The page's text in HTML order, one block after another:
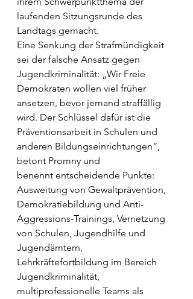
laufenden Sitzungsrunde des
Landtags gemacht.
Eine Senkung der Strafmündigkeit
sei der falsche Ansatz gegen
Jugendkriminalität: „Wir Freie
Demokraten wollen viel früher
ansetzen, bevor jemand straffällig
wird. Der Schlüssel dafür ist die
Präventionsarbeit in Schulen und
anderen Bildungseinrichtungen“,
betont Promny und
benennt entscheidende Punkte:
Ausweitung von Gewaltprävention,
Demokratiebildung und Anti-
Aggressions-Trainings, Vernetzung
von Schulen, Jugendhilfe und
Jugendämtern,
Lehrkräftefortbildung im Bereich
Jugendkriminalität,
multiprofessionelle Teams als